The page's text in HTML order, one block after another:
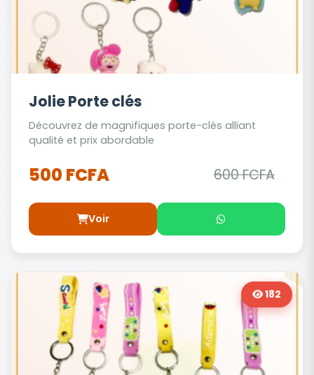
Jolie Porte clés
Découvrez de magnifiques porte-clés alliant
qualité et prix abordable
500 FCFA 600 FCFA
Voir
182